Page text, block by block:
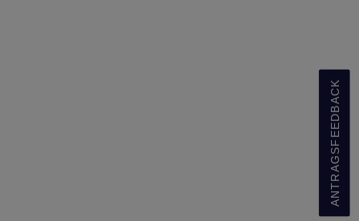
ANTRAGSFEEDBACK